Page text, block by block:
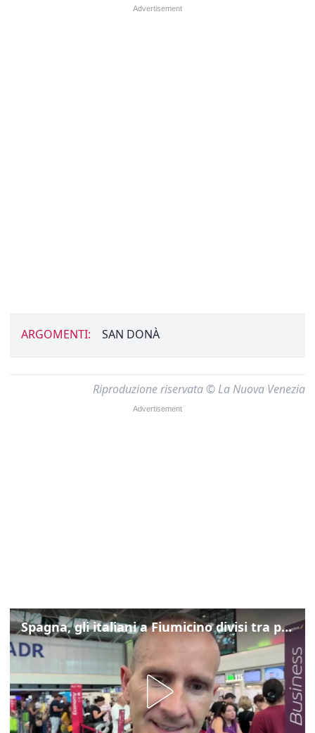
ARGOMENTI: SAN DONÀ
Riproduzione riservata © La Nuova Venezia
Spagna, gli italiani a Fiumicino divisi tra preoccupazione e dispiacere per i controlli